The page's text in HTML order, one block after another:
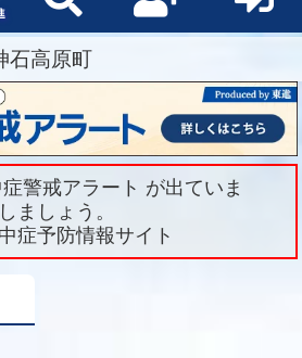
石高原町
警戒アラート が出ていま
ましょう。
症予防情報サイト